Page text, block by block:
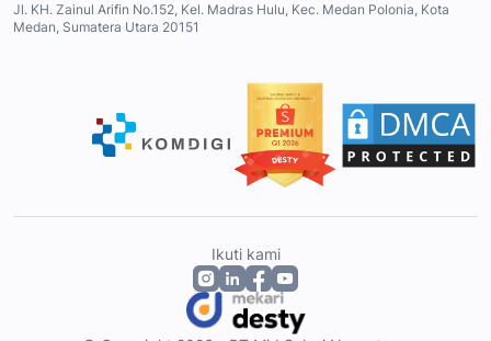
Jl. KH. Zainul Arifin No.152, Kel. Madras Hulu, Kec. Medan Polonia, Kota
Medan, Sumatera Utara 20151
Ikuti kami